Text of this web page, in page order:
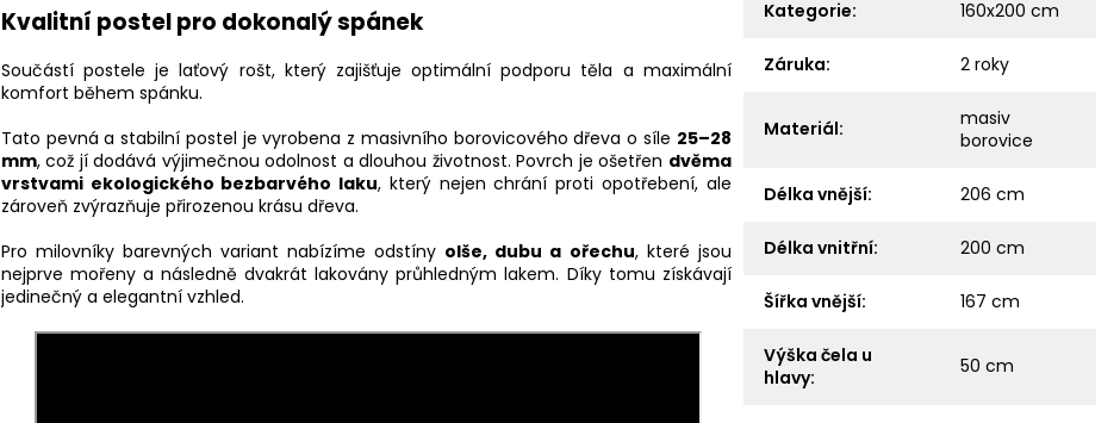
Kvalitní postel pro dokonalý spánek
Součástí postele je laťový rošt, který zajišťuje optimální podporu těla a maximální
komfort během spánku.
Tato pevná a stabilní postel je vyrobena z masivního borovicového dřeva o síle 25–28
mm, což jí dodává výjimečnou odolnost a dlouhou životnost. Povrch je ošetřen dvěma
vrstvami ekologického bezbarvého laku, který nejen chrání proti opotřebení, ale
zároveň zvýrazňuje přirozenou krásu dřeva.
Pro milovníky barevných variant nabízíme odstíny olše, dubu a ořechu, které jsou
nejprve mořeny a následně dvakrát lakovány průhledným lakem. Díky tomu získávají
jedinečný a elegantní vzhled.
Kategorie: 160x200 cm
Záruka: 2 roky
Materiál:
masiv
borovice
Délka vnější: 206 cm
Délka vnitřní: 200 cm
Šířka vnější: 167 cm
Výška čela u
hlavy: 50 cm